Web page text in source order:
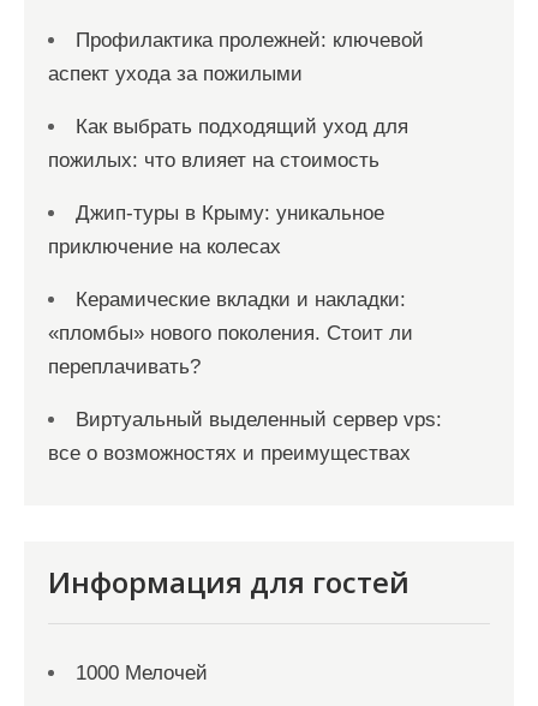
Профилактика пролежней: ключевой
аспект ухода за пожилыми
Как выбрать подходящий уход для
пожилых: что влияет на стоимость
Джип-туры в Крыму: уникальное
приключение на колесах
Керамические вкладки и накладки:
«пломбы» нового поколения. Стоит ли
переплачивать?
Виртуальный выделенный сервер vps:
все о возможностях и преимуществах
Информация для гостей
1000 Мелочей